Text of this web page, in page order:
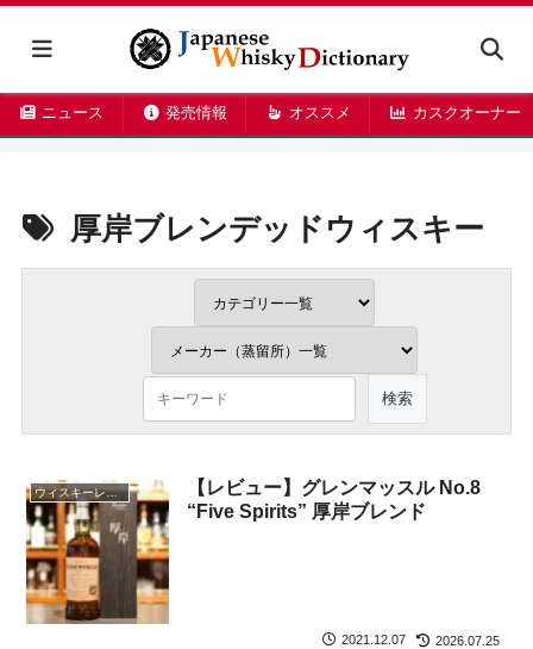
ニュース 発売情報 オススメ カスクオーナー
厚岸ブレンデッドウィスキー
ウィスキーレビュー
【レビュー】グレンマッスル No.8
“Five Spirits” 厚岸ブレンド
2021.12.07 2026.07.25